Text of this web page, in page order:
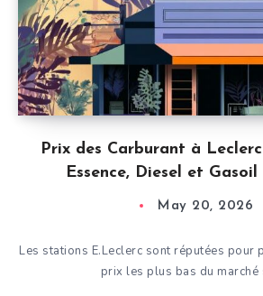
Prix ​​des Carburant à
Essence, Diesel et Gasoil
May 20, 2026
Les stations E.Leclerc sont réputées pour
prix les plus bas du marché